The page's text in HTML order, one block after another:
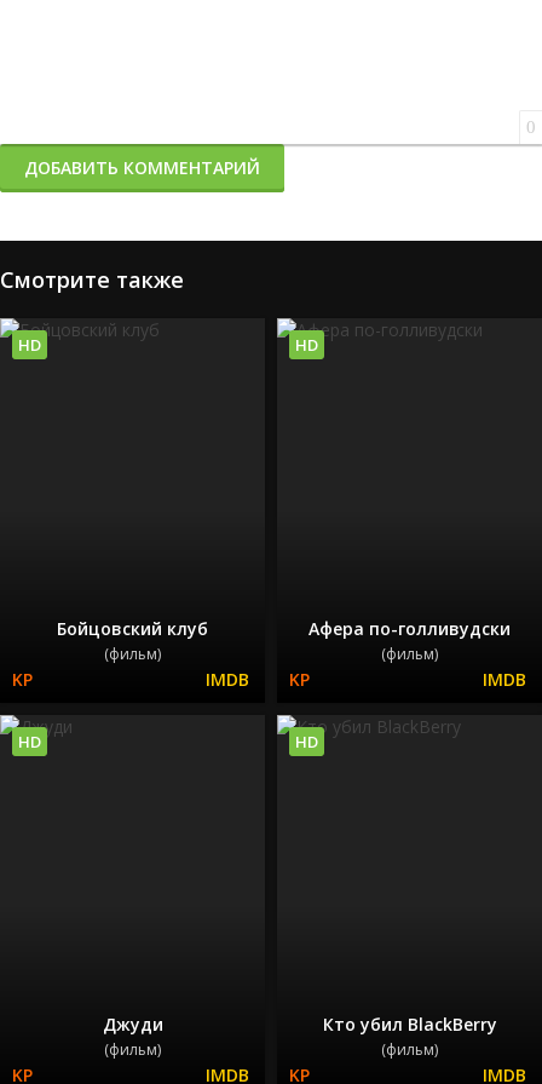
0
ДОБАВИТЬ КОММЕНТАРИЙ
Смотрите также
Бойцовский клуб
(фильм)
HD
Афера по-голливудски
(фильм)
HD
Джуди
(фильм)
HD
Кто убил BlackBerry
(фильм)
HD